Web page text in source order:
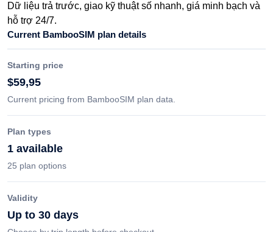
Dữ liệu trả trước, giao kỹ thuật số nhanh, giá minh bạch và
hỗ trợ 24/7.
Current BambooSIM plan details
Starting price
$59,95
Current pricing from BambooSIM plan data.
Plan types
1 available
25 plan options
Validity
Up to 30 days